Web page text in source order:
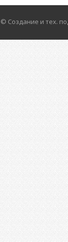
© Создание и тех.